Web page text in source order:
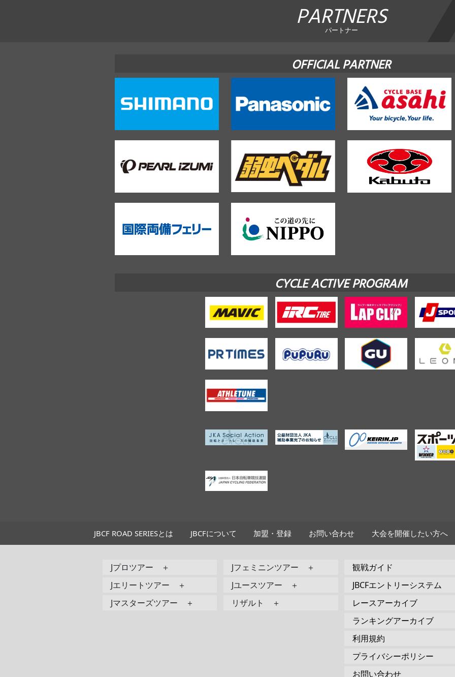
PARTNERS
パートナー
OFFICIAL PARTNER
CYCLE ACTIVE PROGRAM
JBCF ROAD SERIESとは JBCFについて 加盟・登録 お問い合わせ 大会を開催したい方へ
Jプロツアー ＋
Jエリートツアー ＋
Jマスターズツアー ＋
Jフェミニンツアー ＋
Jユースツアー ＋
リザルト ＋
観戦ガイド
JBCFエントリーシステム
レースアーカイブ
ランキングアーカイブ
利用規約
プライバシーポリシー
お問い合わせ